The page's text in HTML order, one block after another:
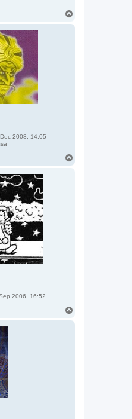
2008, 14:05
2006, 16:52